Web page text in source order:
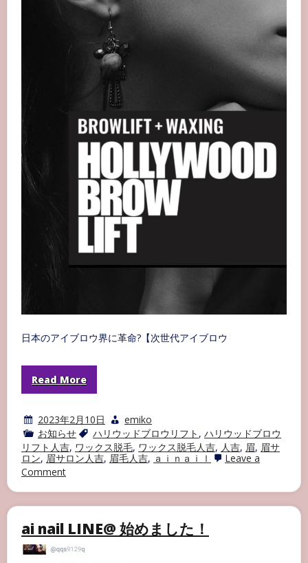
日本のアイブロウ界に革命?【次世代アイブロウ
Read More
2023年2月10日
emiko
お知らせ
ハリウッドブロウリフト , ハリウッドブロウ
リフト人吉, ワックス脱毛, ワックス脱毛人吉, 人吉, 眉, 眉サ
ロン, 眉サロン人吉, 眉毛人吉, ａｉｎａｉｌ
Leave a
Commenton
リ
ウ
ド
ブ
ロ
ai nail LINE@ 始めました！